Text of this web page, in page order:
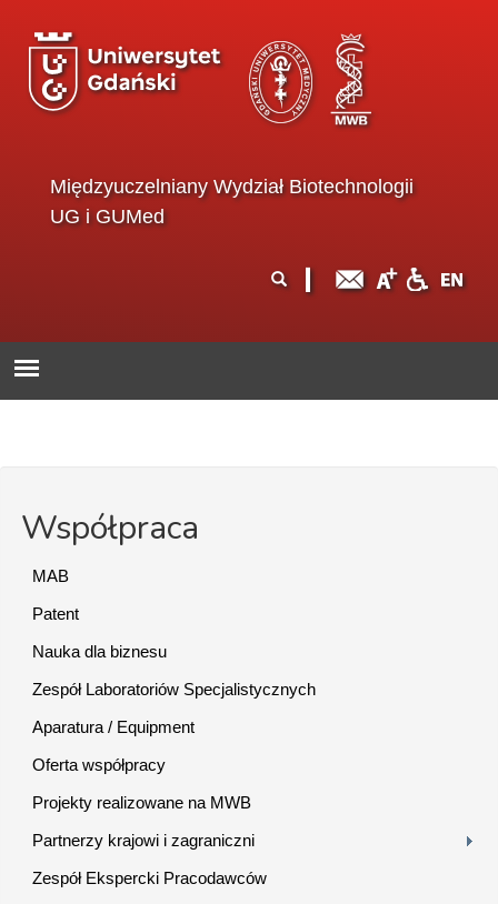
Międzyuczelniany Wydział Biotechnologii
UG i GUMed
wyszukiwania
Współpraca
MAB
Patent
Nauka dla biznesu
Zespół Laboratoriów Specjalistycznych
Aparatura / Equipment
Oferta współpracy
Projekty realizowane na MWB
Partnerzy krajowi i zagraniczni
Zespół Ekspercki Pracodawców